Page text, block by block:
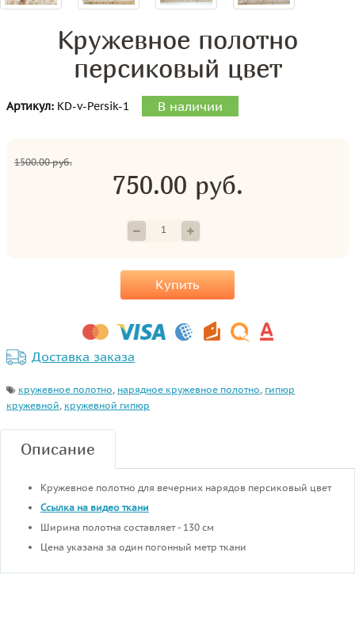
Кружевное полотно
персиковый цвет
Артикул: KD-v-Persik-1 В наличии
1500.00 руб.
750.00 руб.
Купить
Доставка заказа
кружевное полотно, нарядное кружевное полотно, гипюр
кружевной, кружевной гипюр
Описание
Кружевное полотно для вечерних нарядов персиковый цвет
Ссылка на видео ткани
Ширина полотна составляет - 130 см
Цена указана за один погонный метр ткани